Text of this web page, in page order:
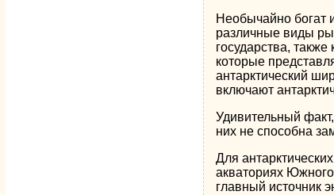
Необычайно богат
различные виды
государства,
которые
антарктический
включают
Удивительный
них не способна
Для
акваториях
главный источник